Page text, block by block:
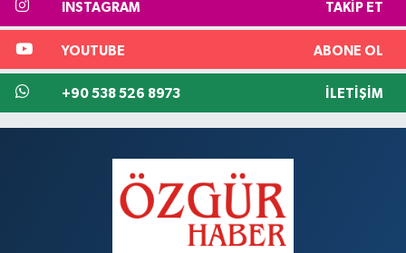
INSTAGRAM TAKIP ET
YOUTUBE ABONE OL
+90 538 526 8973 İLETIŞIM